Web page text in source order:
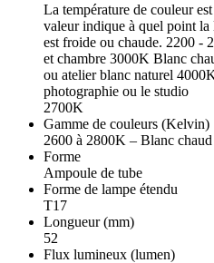
La température de couleur
valeur indique à quel point la
est froide ou chaude. 2200 -
et chambre 3000K Blanc
ou atelier blanc naturel
photographie ou le studio
2700K
Gamme de couleurs (Kelvin)
2600 à 2800K – Blanc chaud
Forme
Ampoule de tube
Forme de lampe étendu
T17
Longueur (mm)
52
Flux lumineux (lumen)